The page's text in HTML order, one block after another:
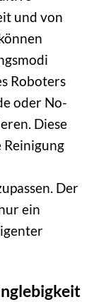
und von
Roboters
oder No-
Diese
Der
ein